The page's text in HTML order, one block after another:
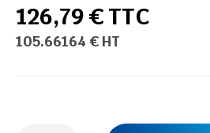
126,79 € TTC
105.66164 € HT